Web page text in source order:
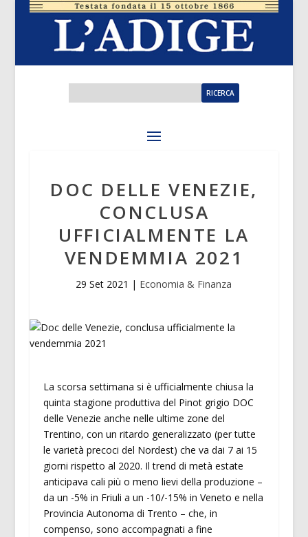
DOC DELLE VENEZIE,
CONCLUSA
UFFICIALMENTE LA
VENDEMMIA 2021
29 Set 2021 | Economia & Finanza
La scorsa settimana si è ufficialmente chiusa la
quinta stagione produttiva del Pinot grigio DOC
delle Venezie anche nelle ultime zone del
Trentino, con un ritardo generalizzato (per tutte
le varietà precoci del Nordest) che va dai 7 ai 15
giorni rispetto al 2020. Il trend di metà estate
anticipava cali più o meno lievi della produzione –
da un -5% in Friuli a un -10/-15% in Veneto e nella
Provincia Autonoma di Trento – che, in
compenso, sono accompagnati a fine